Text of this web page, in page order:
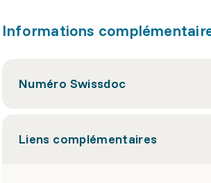
Informations
Numéro Swissdoc
Liens complémentaires